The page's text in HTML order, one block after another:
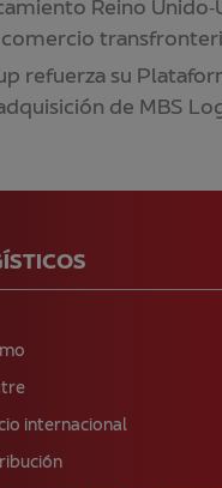
Reino
refuerza su
de MBS
internacional